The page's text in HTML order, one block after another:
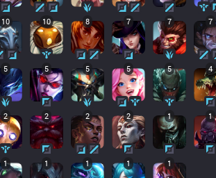
10 10 8 7 7 7
5 5 5 5 5 4
2 2 2 2 1 1
1 1 1 1 1